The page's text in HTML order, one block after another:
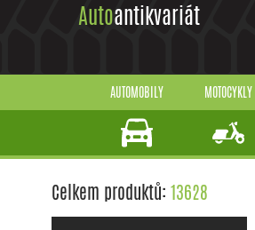
Autoantikvariát
AUTOMOBILY MOTOCYKLY
Celkem produktů: 13628